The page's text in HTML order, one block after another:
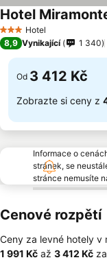
3 Počet hvězdiček
Hotel
Hotel
8,9 Vynikající 1 340
Od 3 412 Kč
Zobrazte si ceny z
Informace o
stránek, se
stránce nemusíte
Cenové rozpětí
Ceny za levné hotely v
‎1 991 Kč až ‎3 412 Kč